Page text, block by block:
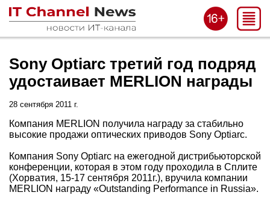
Sony Optiarc третий год подряд
удостаивает MERLION награды
28 сентября 2011 г.
Компания MERLION получила награду за стабильно
высокие продажи оптических приводов Sony Optiarc.
Компания Sony Optiarc на ежегодной дистрибьюторской
конференции, которая в этом году проходила в Сплите
(Хорватия, 15-17 сентября 2011г.), вручила компании
MERLION награду «Outstanding Performance in Russia».